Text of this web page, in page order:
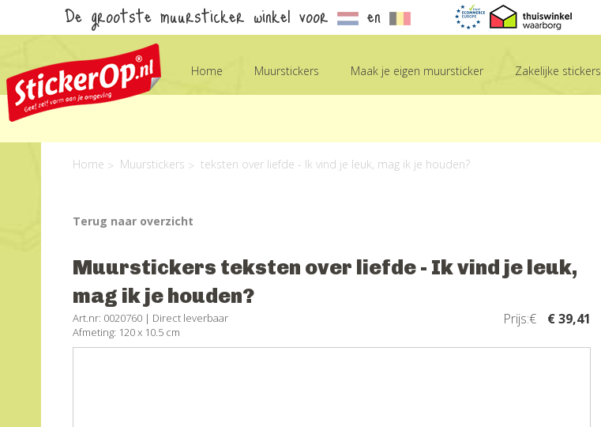
De grootste muursticker winkel voor en
Home Muurstickers Maak je eigen muursticker Zakelijke stickers
Home Muurstickers teksten over liefde - Ik vind je leuk, mag ik je houden?
Terug naar overzicht
Muurstickers teksten over liefde - Ik vind je leuk,
mag ik je houden?
Art.nr: 0020760 | Direct leverbaar
Afmeting: 120 x 10.5 cm
Prijs:€ € 39,41